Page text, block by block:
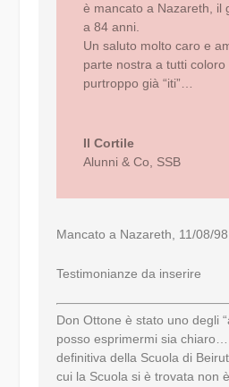
è mancato a Nazareth, il
a 84 anni.
Un saluto molto caro e
parte nostra a tutti
purtroppo già “iti”…
Il Cortile
Alunni & Co, SSB
Mancato a Nazareth, 11/08/
Testimonianze da inserire
Don Ottone è stato uno degli
posso esprimermi sia
definitiva della Scuola di
cui la Scuola si è trovata non